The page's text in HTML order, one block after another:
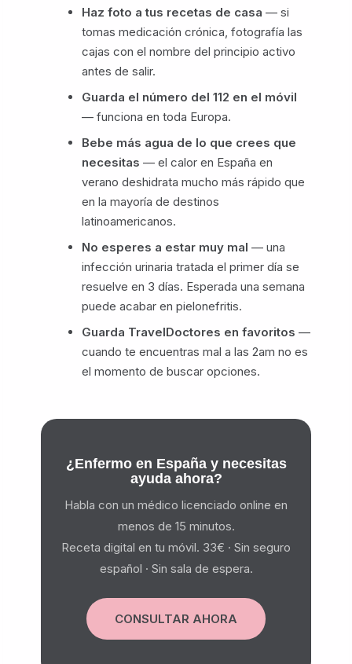
Haz foto a tus recetas de casa — si
tomas medicación crónica, fotografía las
cajas con el nombre del principio activo
antes de salir.
Guarda el número del 112 en el móvil
— funciona en toda Europa.
Bebe más agua de lo que crees que
necesitas — el calor en España en
verano deshidrata mucho más rápido que
en la mayoría de destinos
latinoamericanos.
No esperes a estar muy mal — una
infección urinaria tratada el primer día se
resuelve en 3 días. Esperada una semana
puede acabar en pielonefritis.
Guarda TravelDoctores en favoritos —
cuando te encuentras mal a las 2am no es
el momento de buscar opciones.
¿Enfermo en España y necesitas
ayuda ahora?
Habla con un médico licenciado online en
menos de 15 minutos.
Receta digital en tu móvil. 33€ · Sin seguro
español · Sin sala de espera.
CONSULTAR AHORA